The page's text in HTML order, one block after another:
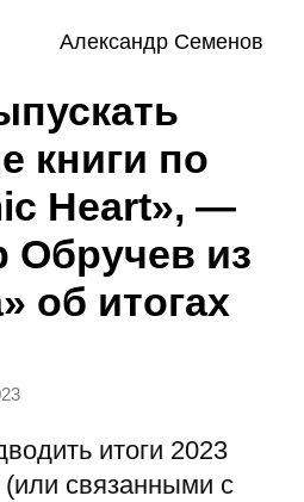
Александр Семенов
книги по
Heart», —
Обручев из
об итогах
итоги 2023
связанными с